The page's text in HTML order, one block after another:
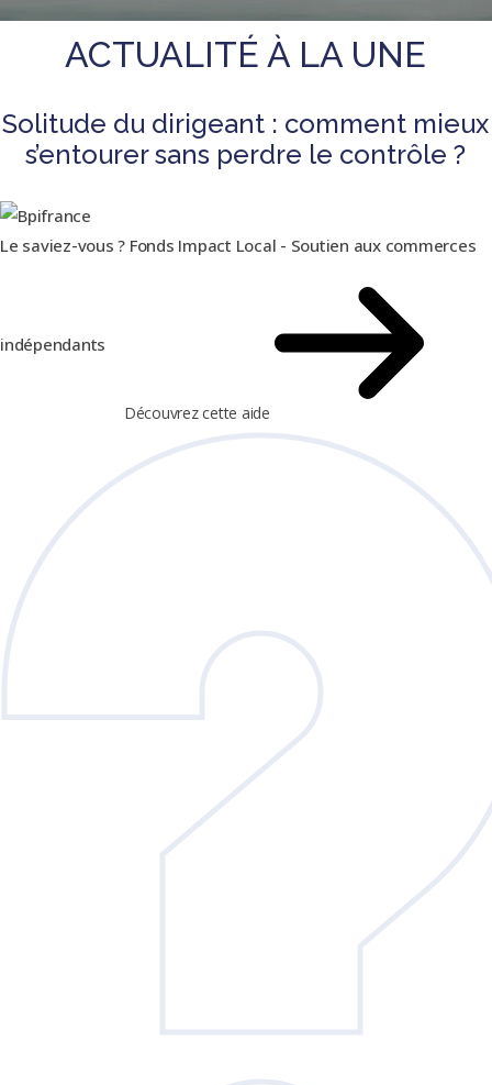
ACTUALITÉ À LA UNE
Solitude du dirigeant : comment mieux
s’entourer sans perdre le contrôle ?
Le saviez-vous ? Fonds Impact Local - Soutien aux commerces
indépendants
Découvrez cette aide